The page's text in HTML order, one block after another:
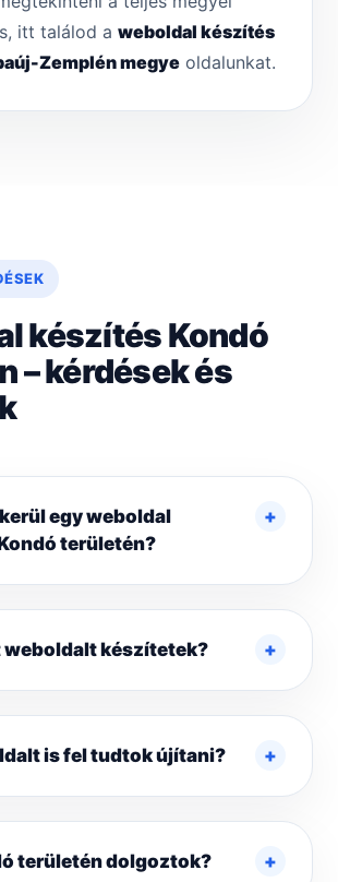
itt találod a weboldal készítés
Zemplén megye oldalunkat.
készítés Kondó
– kérdések és
egy weboldal
területén?
weboldalt készítetek?
is fel tudtok újítani?
területén dolgoztok?